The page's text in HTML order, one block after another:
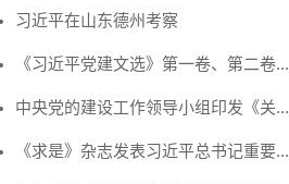
习近平在山东德州考察
《习近平党建文选》第一卷、第二卷...
中央党的建设工作领导小组印发《关...
《求是》杂志发表习近平总书记重要...